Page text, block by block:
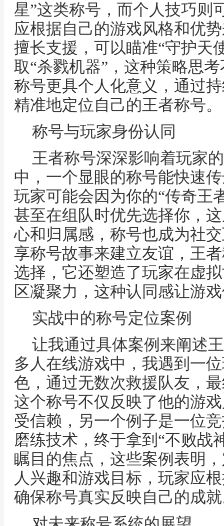
星”这类称号，而个人技巧则
应根据自己的游戏风格和优
擅长支援，可以瞄准“守护天
取“杀戮机器”，这种策略思
称号更具个人化意义，通过
精准地定位自己的王者称号。
称号与玩家身份认同
王者称号深深影响着玩家
中，一个显眼的称号能快速
玩家可能会因为你的“传奇王
甚至在组队时优先选择你，
心和归属感，称号也成为社
享称号故事来建立友谊，王
选择，它还塑造了玩家在虚
区凝聚力，这种认同感让游
实战中的称号定位案例
让我通过具体案例来阐述
多人在线游戏中，我遇到一
色，通过无数次救援队友，
这个称号不仅反映了他的游
受信赖，另一个例子是一位
磨练技术，终于拿到“不败战
瞩目的焦点，这些案例表明
人兴趣和游戏目标，玩家应
确保称号真实反映自己的成